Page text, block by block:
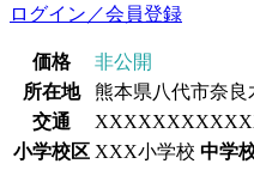
ログイン／会員登録
価格
非公開
所在地
熊本県八代市奈良
交通
小学校区 XXX小学校 中学